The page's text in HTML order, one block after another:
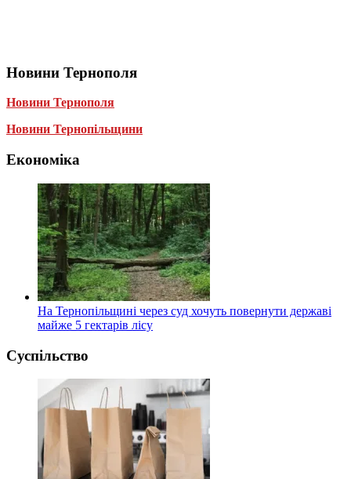
Новини Тернополя
Новини Тернополя
Новини Тернопільщини
Економіка
На Тернопільщині через суд хочуть повернути державі
майже 5 гектарів лісу
Суспільство